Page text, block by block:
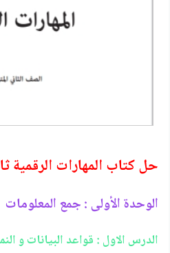
حل كتاب المهارات الرقمية
الوحدة الأولى : جمع المعلومات
الدرس الاول : قواعد البيانات و